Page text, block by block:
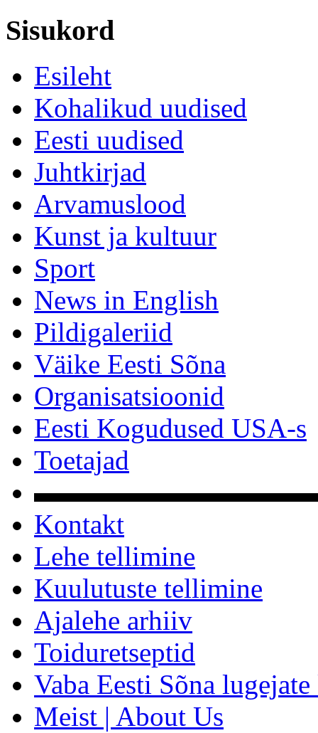
Sisukord
Esileht
Kohalikud uudised
Eesti uudised
Juhtkirjad
Arvamuslood
Kunst ja kultuur
Sport
News in English
Pildigaleriid
Väike Eesti Sõna
Organisatsioonid
Eesti Kogudused USA-s
Toetajad
Kontakt
Lehe tellimine
Kuulutuste tellimine
Ajalehe arhiiv
Toiduretseptid
Vaba Eesti Sõna
Meist | About Us